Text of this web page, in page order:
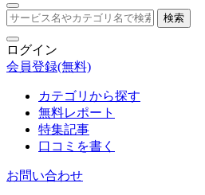
検索
ログイン
会員登録(無料)
カテゴリから探す
無料レポート
特集記事
口コミを書く
お問い合わせ